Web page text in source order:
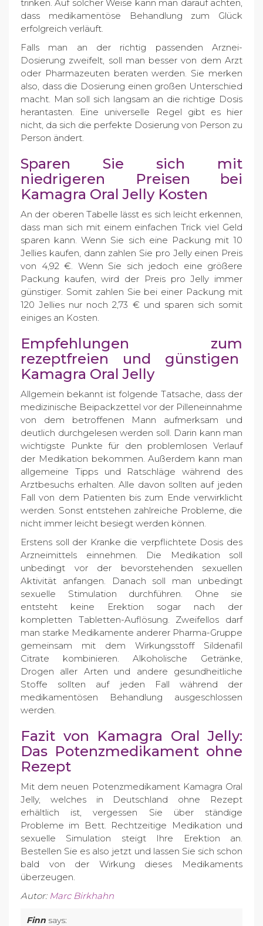
trinken. Auf solcher Weise kann man darauf achten,
dass medikamentöse Behandlung zum Glück
erfolgreich verläuft.
Falls man an der richtig passenden Arznei-
Dosierung zweifelt, soll man besser von dem Arzt
oder Pharmazeuten beraten werden. Sie merken
also, dass die Dosierung einen großen Unterschied
macht. Man soll sich langsam an die richtige Dosis
herantasten. Eine universelle Regel gibt es hier
nicht, da sich die perfekte Dosierung von Person zu
Person ändert.
Sparen Sie sich mit
niedrigeren Preisen bei
Kamagra Oral Jelly Kosten
An der oberen Tabelle lässt es sich leicht erkennen,
dass man sich mit einem einfachen Trick viel Geld
sparen kann. Wenn Sie sich eine Packung mit 10
Jellies kaufen, dann zahlen Sie pro Jelly einen Preis
von 4,92 €. Wenn Sie sich jedoch eine größere
Packung kaufen, wird der Preis pro Jelly immer
günstiger. Somit zahlen Sie bei einer Packung mit
120 Jellies nur noch 2,73 € und sparen sich somit
einiges an Kosten.
Empfehlungen zum
rezeptfreien und günstigen
Kamagra Oral Jelly
Allgemein bekannt ist folgende Tatsache, dass der
medizinische Beipackzettel vor der Pilleneinnahme
von dem betroffenen Mann aufmerksam und
deutlich durchgelesen werden soll. Darin kann man
wichtigste Punkte für den problemlosen Verlauf
der Medikation bekommen. Außerdem kann man
allgemeine Tipps und Ratschläge während des
Arztbesuchs erhalten. Alle davon sollten auf jeden
Fall von dem Patienten bis zum Ende verwirklicht
werden. Sonst entstehen zahlreiche Probleme, die
nicht immer leicht besiegt werden können.
Erstens soll der Kranke die verpflichtete Dosis des
Arzneimittels einnehmen. Die Medikation soll
unbedingt vor der bevorstehenden sexuellen
Aktivität anfangen. Danach soll man unbedingt
sexuelle Stimulation durchführen. Ohne sie
entsteht keine Erektion sogar nach der
kompletten Tabletten-Auflösung. Zweifellos darf
man starke Medikamente anderer Pharma-Gruppe
gemeinsam mit dem Wirkungsstoff Sildenafil
Citrate kombinieren. Alkoholische Getränke,
Drogen aller Arten und andere gesundheitliche
Stoffe sollten auf jeden Fall während der
medikamentösen Behandlung ausgeschlossen
werden.
Fazit von Kamagra Oral Jelly:
Das Potenzmedikament ohne
Rezept
Mit dem neuen Potenzmedikament Kamagra Oral
Jelly, welches in Deutschland ohne Rezept
erhältlich ist, vergessen Sie über ständige
Probleme im Bett. Rechtzeitige Medikation und
sexuelle Simulation steigt Ihre Erektion an.
Bestellen Sie es also jetzt und lassen Sie sich schon
bald von der Wirkung dieses Medikaments
überzeugen.
Autor: Marc Birkhahn
Finn says: